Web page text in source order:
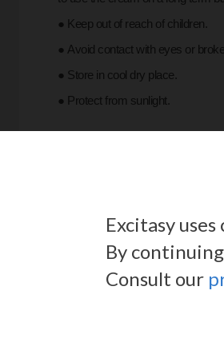
● Keep out of reach of children.
● Avoid contact with eyes or
● Store in cool dry place.
● Protect from sunlight.
Excitasy
By
Consult our